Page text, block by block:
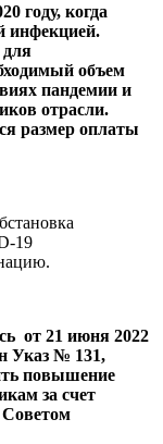
году, когда
инфекцией.
для
объем
пандемии и
отрасли.
размер оплаты
19
от 21 июня 2022
Указ № 131,
повышение
за счет